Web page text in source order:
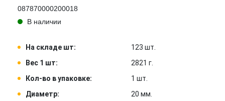
087870000200018
В наличии
На складе шт:
123 шт.
Вес 1 шт:
2821 г.
Кол-во в упаковке:
1 шт.
Диаметр:
20 мм.